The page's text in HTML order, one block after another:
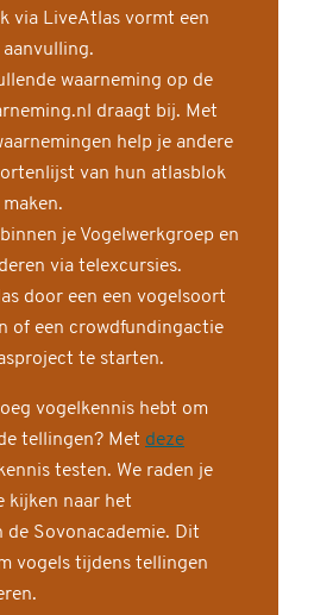
via LiveAtlas vormt een
waarneming op de
draagt bij. Met
help je andere
van hun atlasblok
je Vogelwerkgroep en
via telexcursies.
door een een vogelsoort
of een crowdfundingactie
te starten.
vogelkennis hebt om
tellingen? Met deze
testen. We raden je
kijken naar het
de Sovonacademie. Dit
vogels tijdens tellingen